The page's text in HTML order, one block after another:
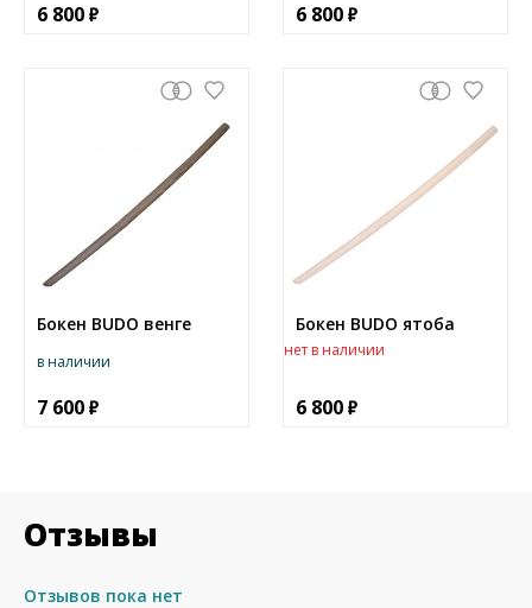
6 800 6 800
Бокен BUDO венге
в наличии
7 600
Бокен BUDO ятоба
нет в наличии
6 800
Отзывы
Отзывов пока нет